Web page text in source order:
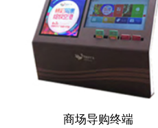
商场导购终端